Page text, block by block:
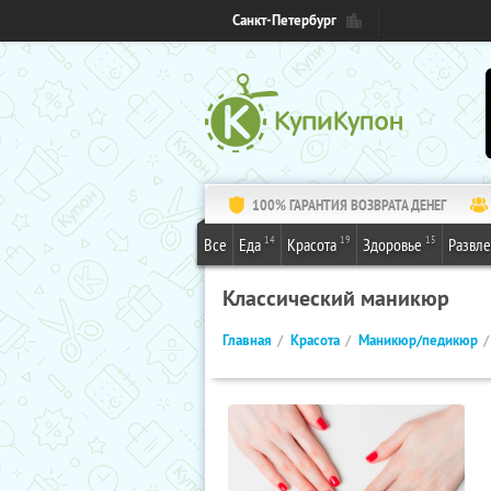
Санкт-Петербург
100% ГАРАНТИЯ ВОЗВРАТА ДЕНЕГ
Все Еда 14 Красота 19 Здоровье 15
Классический маникюр
Главная Красота Маникюр/педикюр